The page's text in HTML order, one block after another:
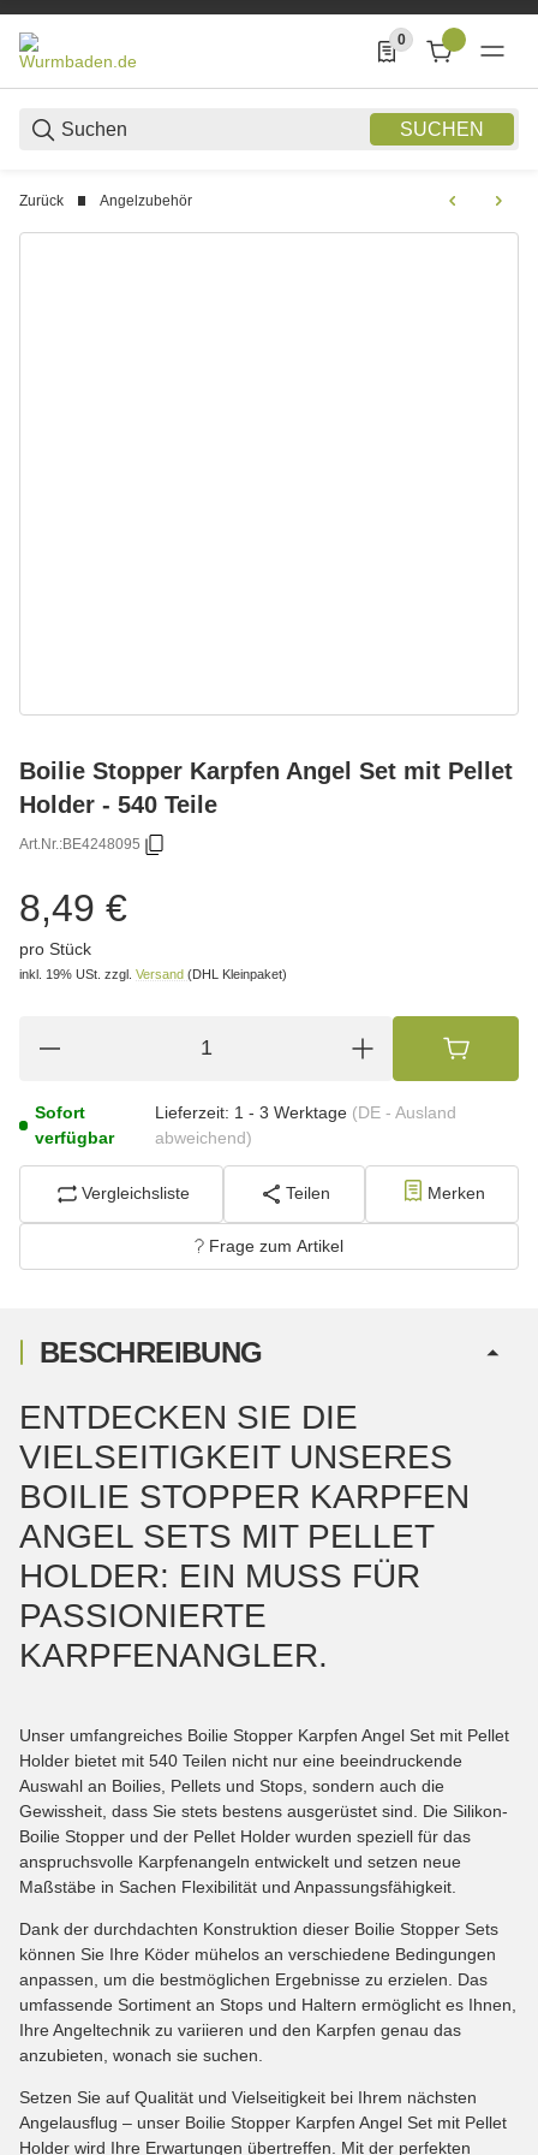
SUCHEN
0
0 Produkte in der
Zurück Angelzubehör
Boilie Stopper Karpfen Angel Set mit Pellet
Holder - 540 Teile
Art.Nr.:BE4248095
8,49 €
pro Stück
inkl. 19% USt. zzgl. Versand (DHL Kleinpaket)
Sofort
verfügbar
Lieferzeit: 1 - 3 Werktage (DE - Ausland
abweichend)
Vergleichsliste Teilen Merken
Frage zum Artikel
BESCHREIBUNG
ENTDECKEN SIE DIE
VIELSEITIGKEIT UNSERES
BOILIE STOPPER KARPFEN
ANGEL SETS MIT PELLET
HOLDER: EIN MUSS FÜR
PASSIONIERTE
KARPFENANGLER.
Unser umfangreiches Boilie Stopper Karpfen Angel Set mit Pellet
Holder bietet mit 540 Teilen nicht nur eine beeindruckende
Auswahl an Boilies, Pellets und Stops, sondern auch die
Gewissheit, dass Sie stets bestens ausgerüstet sind. Die Silikon-
Boilie Stopper und der Pellet Holder wurden speziell für das
anspruchsvolle Karpfenangeln entwickelt und setzen neue
Maßstäbe in Sachen Flexibilität und Anpassungsfähigkeit.
Dank der durchdachten Konstruktion dieser Boilie Stopper Sets
können Sie Ihre Köder mühelos an verschiedene Bedingungen
anpassen, um die bestmöglichen Ergebnisse zu erzielen. Das
umfassende Sortiment an Stops und Haltern ermöglicht es Ihnen,
Ihre Angeltechnik zu variieren und den Karpfen genau das
anzubieten, wonach sie suchen.
Setzen Sie auf Qualität und Vielseitigkeit bei Ihrem nächsten
Angelausflug – unser Boilie Stopper Karpfen Angel Set mit Pellet
Holder wird Ihre Erwartungen übertreffen. Mit der perfekten